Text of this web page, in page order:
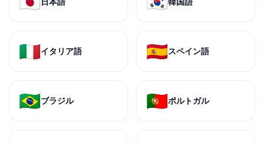
🇮🇹イタリア語 🇪🇸スペイン語
🇧🇷ブラジル 🇵🇹ポルトガル